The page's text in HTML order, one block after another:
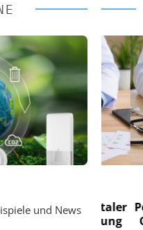
und News
im
Von digitaler
Steuerung